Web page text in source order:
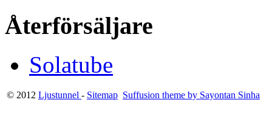
Återförsäljare
Solatube
© 2012 Ljustunnel - Sitemap Suffusion theme by Sayontan Sinha